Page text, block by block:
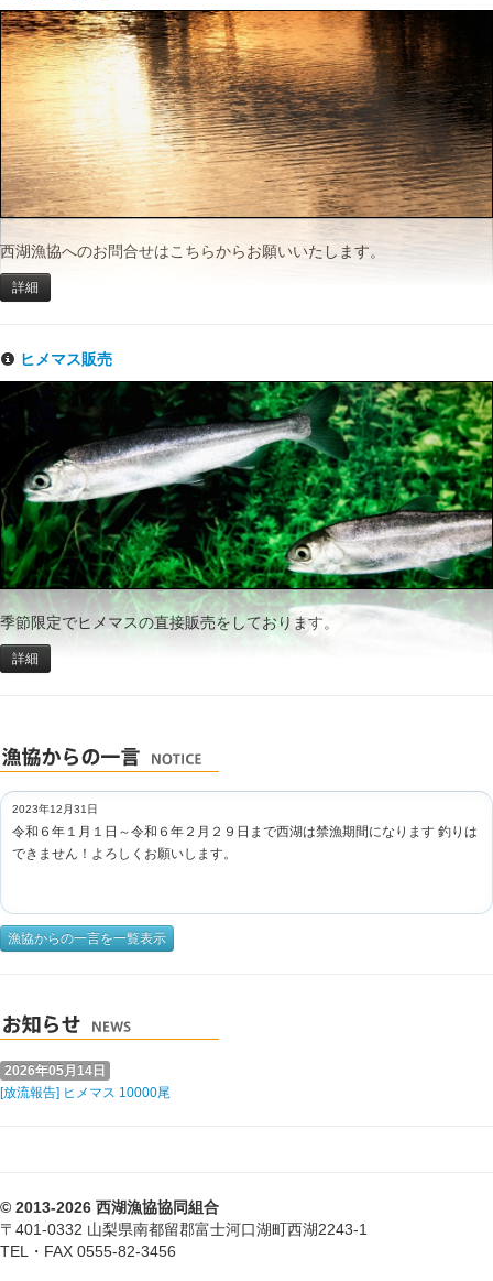
西湖漁協へのお問合せはこちらからお願いいたします。
詳細
ヒメマス販売
季節限定でヒメマスの直接販売をしております。
詳細
2023年12月31日
令和６年１月１日～令和６年２月２９日まで西湖は禁漁期間になります 釣りは
できません！よろしくお願いします。
漁協からの一言を一覧表示
2026年05月14日
[放流報告] ヒメマス 10000尾
© 2013-2026 西湖漁協協同組合
〒401-0332 山梨県南都留郡富士河口湖町西湖2243-1
TEL・FAX 0555-82-3456